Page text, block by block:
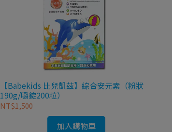
【Babekids 比兒凱茲】綜合安元素（粉狀
190g/嚼錠200粒）
NT$1,500
加入購物車